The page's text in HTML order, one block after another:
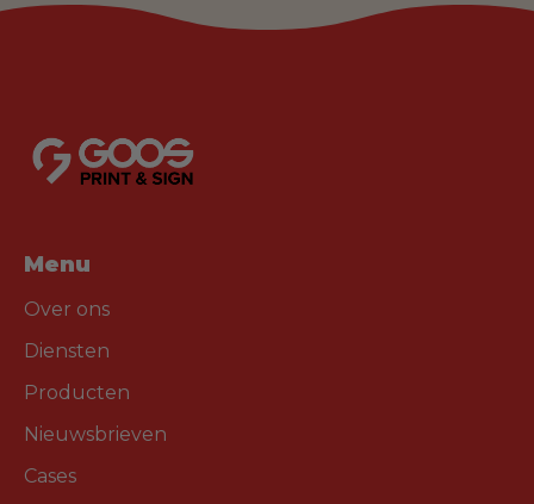
Menu
Over ons
Diensten
Producten
Nieuwsbrieven
Cases